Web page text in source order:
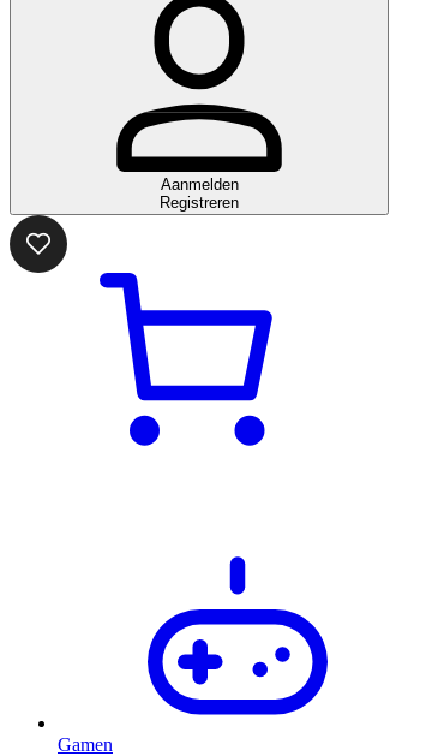
Aanmelden
Registreren
Gamen